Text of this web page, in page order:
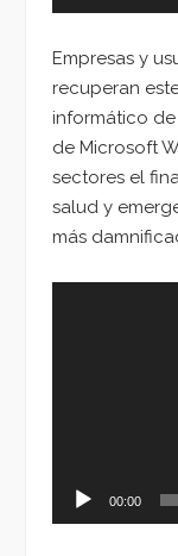
Empresas y
recuperan
informático
de Microsoft
sectores el
salud y
más
00:00